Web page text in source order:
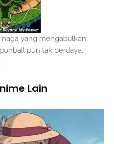
yang mengabulkan
pun tak berdaya.
Lain